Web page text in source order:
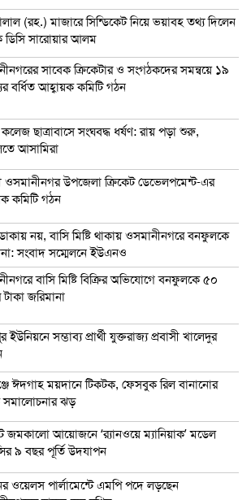
(রহ.) মাজারে সিন্ডিকেট নিয়ে ভয়াবহ তথ্য দিলেন
ডিসি সারোয়ার আলম
সাবেক ক্রিকেটার ও সংগঠকদের সমন্বয়ে ১৯
বর্ধিত আহ্বায়ক কমিটি গঠন
ছাত্রাবাসে সংঘবদ্ধ ধর্ষণ: রায় পড়া শুরু,
আসামিরা
ওসমানীনগর উপজেলা ক্রিকেট ডেভেলপমেন্ট-এর
কমিটি গঠন
নয়, বাসি মিষ্টি থাকায় ওসমানীনগরে বনফুলকে
সংবাদ সম্মেলনে ইউএনও
বাসি মিষ্টি বিক্রির অভিযোগে বনফুলকে ৫০
টাকা জরিমানা
সম্ভাব্য প্রার্থী যুক্তরাজ্য প্রবাসী খালেদুর
ঈদগাহ ময়দানে টিকটক, ফেসবুক রিল বানানোর
সমালোচনার ঝড়
জমকালো আয়োজনে ‘র‍্যানওয়ে ম্যানিয়াক’ মডেল
৯ বছর পূর্তি উদযাপন
ওয়েলস পার্লামেন্টে এমপি পদে লড়ছেন